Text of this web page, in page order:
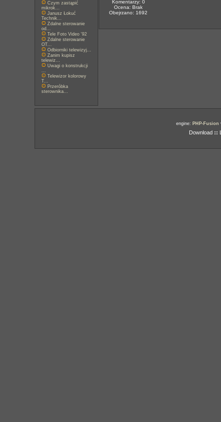
Czym zastąpić
mikrok...
Janusz Łokuć
Technik...
Zdalne sterowanie
od...
Tele Foto Video '92
Zdalne sterowanie
OT...
Odbiorniki telewizyj...
Zanim kupisz
telewiz...
Uwagi o konstrukcji
...
Telewizor kolorowy
T...
Przeróbka
sterownika...
Komentarzy: 0
Ocena: Brak
Obejrzano: 1692
engine: PHP-Fusion
Download ::